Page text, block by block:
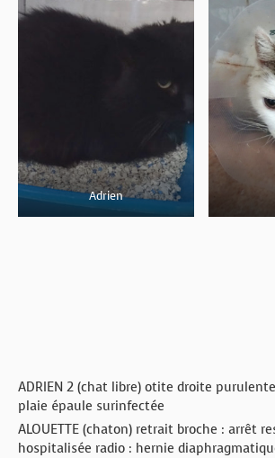
Adrien
ADRIEN 2 (chat libre) otite droite
plaie épaule surinfectée
ALOUETTE (chaton) retrait broche : arrêt
hospitalisée radio : hernie